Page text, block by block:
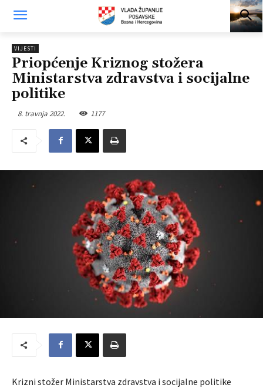
VIJESTI
Priopćenje Kriznog stožera
Ministarstva zdravstva i socijalne
politike
8. travnja 2022. 1177
Krizni stožer Ministarstva zdravstva i socijalne politike